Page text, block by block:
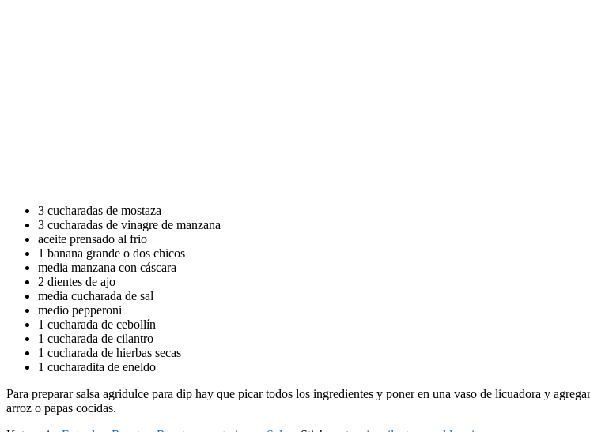
3 cucharadas de mostaza
3 cucharadas de vinagre de manzana
aceite prensado al frio
1 banana grande o dos chicos
media manzana con cáscara
2 dientes de ajo
media cucharada de sal
medio pepperoni
1 cucharada de cebollín
1 cucharada de cilantro
1 cucharada de hierbas secas
1 cucharadita de eneldo
Para preparar salsa agridulce para dip hay que picar todos los ingredientes y poner en una vaso de licuadora y
arroz o papas cocidas.